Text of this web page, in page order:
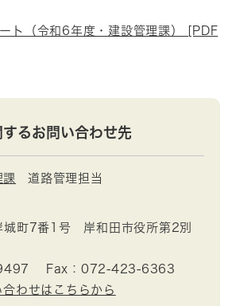
ト（令和6年度・建設管理課） [PDF
るお問い合わせ先
課 道路管理担当
城町7番1号 岸和田市役所第2別
Fax：072-423-6363
わせはこちらから